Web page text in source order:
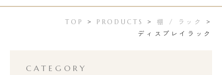
TOP >PRODUCTS > 棚 / ラック >
ディスプレイラック
CATEGORY